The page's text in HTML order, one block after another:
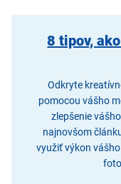
8 tipov,
Odkryte
pomocou vášho
zlepšenie
najnovšom
využiť výkon